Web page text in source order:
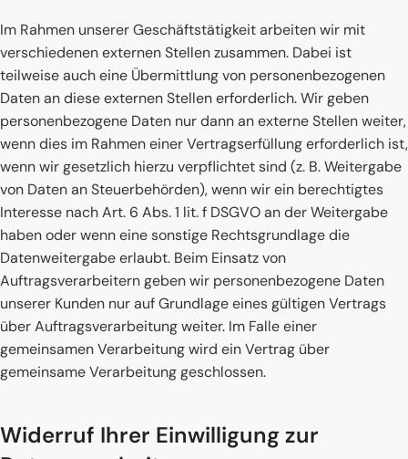
Im Rahmen unserer Geschäftstätigkeit arbeiten wir mit
verschiedenen externen Stellen zusammen. Dabei ist
teilweise auch eine Übermittlung von personenbezogenen
Daten an diese externen Stellen erforderlich. Wir geben
personenbezogene Daten nur dann an externe Stellen weiter,
wenn dies im Rahmen einer Vertragserfüllung erforderlich ist,
wenn wir gesetzlich hierzu verpflichtet sind (z. B. Weitergabe
von Daten an Steuerbehörden), wenn wir ein berechtigtes
Interesse nach Art. 6 Abs. 1 lit. f DSGVO an der Weitergabe
haben oder wenn eine sonstige Rechtsgrundlage die
Datenweitergabe erlaubt. Beim Einsatz von
Auftragsverarbeitern geben wir personenbezogene Daten
unserer Kunden nur auf Grundlage eines gültigen Vertrags
über Auftragsverarbeitung weiter. Im Falle einer
gemeinsamen Verarbeitung wird ein Vertrag über
gemeinsame Verarbeitung geschlossen.
Widerruf Ihrer Einwilligung zur